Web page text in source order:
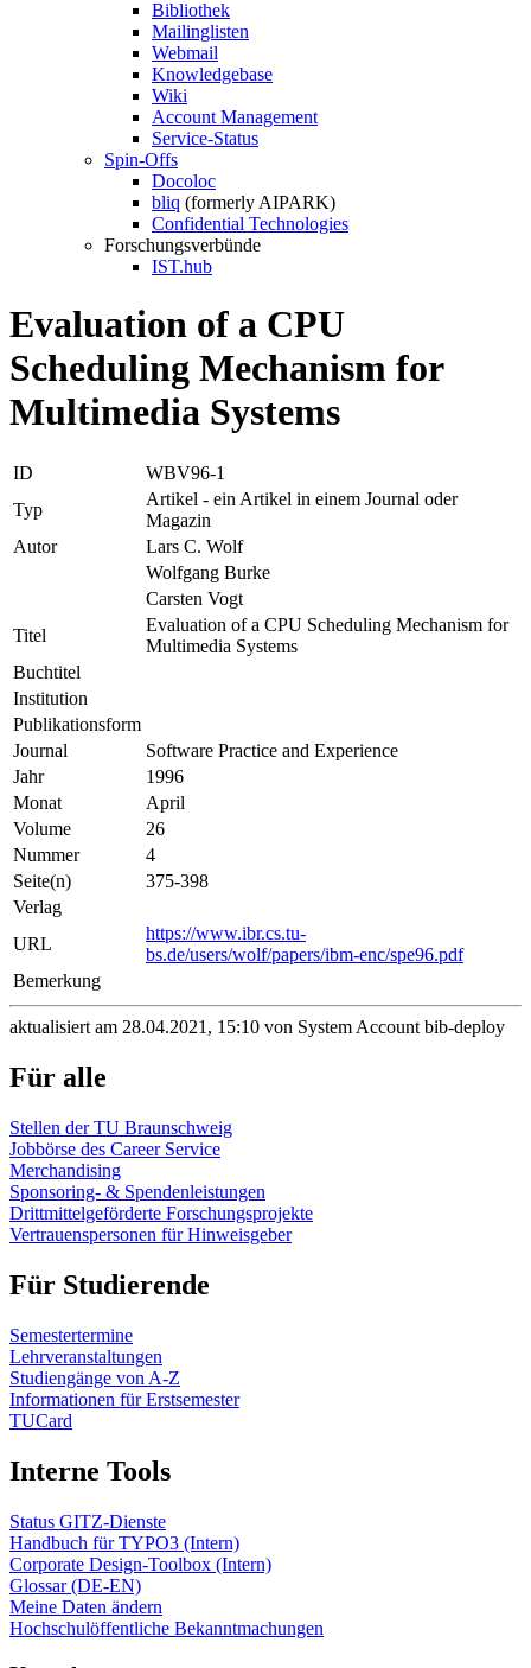
Bibliothek
Mailinglisten
Webmail
Knowledgebase
Wiki
Account Management
Service-Status
Spin-Offs
Docoloc
bliq (formerly AIPARK)
Confidential Technologies
Forschungsverbünde
IST.hub
Evaluation of a CPU
Scheduling Mechanism for
Multimedia Systems
ID
WBV96-1
Typ
Artikel - ein Artikel in einem Journal oder
Magazin
Autor
Lars C. Wolf
Wolfgang Burke
Carsten Vogt
Titel
Evaluation of a CPU Scheduling Mechanism for
Multimedia Systems
Buchtitel
Institution
Publikationsform
Journal
Software Practice and Experience
Jahr
1996
Monat
April
Volume
26
Nummer
4
Seite(n)
375-398
Verlag
URL
https://www.ibr.cs.tu-
bs.de/users/wolf/papers/ibm-enc/spe96.pdf
Bemerkung
aktualisiert am 28.04.2021, 15:10 von System Account bib-deploy
Für alle
Stellen der TU Braunschweig
Jobbörse des Career Service
Merchandising
Sponsoring- & Spendenleistungen
Drittmittelgeförderte Forschungsprojekte
Vertrauenspersonen für Hinweisgeber
Für Studierende
Semestertermine
Lehrveranstaltungen
Studiengänge von A-Z
Informationen für Erstsemester
TUCard
Interne Tools
Status GITZ-Dienste
Handbuch für TYPO3 (Intern)
Corporate Design-Toolbox (Intern)
Glossar (DE-EN)
Meine Daten ändern
Hochschulöffentliche Bekanntmachungen